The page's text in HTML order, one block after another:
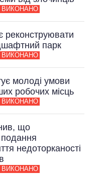
ВИКОНАНО
реконструювати
парк
ВИКОНАНО
молоді умови
робочих місць
ВИКОНАНО
що
подання
недоторканості
ВИКОНАНО